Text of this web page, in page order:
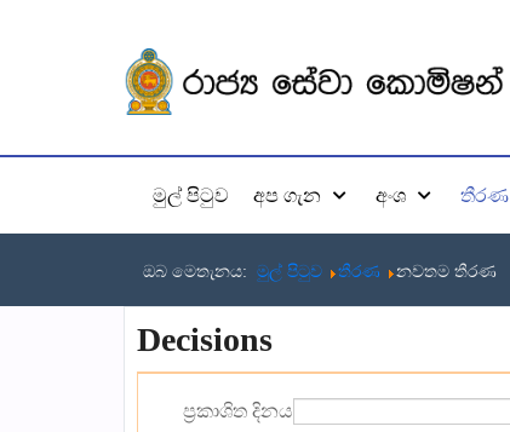
මුල් පිටුව අප ගැන අංශ තීරණ
ඔබ මෙතැනය: මුල් පිටුව තීරණ නවතම තීරණ
Decisions
ප්‍රකාශිත දිනය